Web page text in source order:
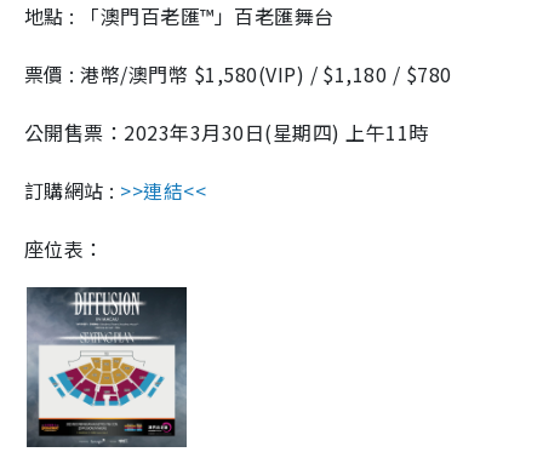
地點 : 「澳門百老匯™」百老匯舞台
票價 : 港幣/澳門幣 $1,580(VIP) / $1,180 / $780
公開售票：2023年3月30日(星期四) 上午11時
訂購網站 : >>連結<<
座位表：